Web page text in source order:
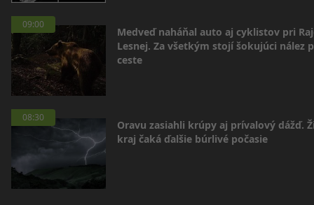
09:00
Medveď naháňal auto aj cyklistov pri
Lesnej. Za všetkým stojí šokujúci nález
ceste
08:30
Oravu zasiahli krúpy aj prívalový dážď.
kraj čaká ďalšie búrlivé počasie